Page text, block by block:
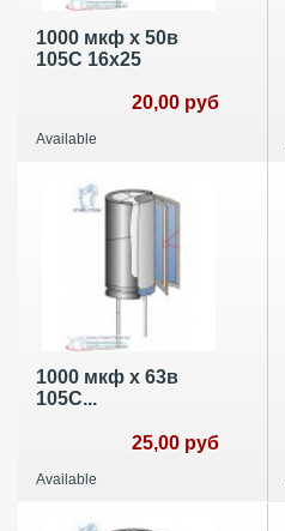
1000 мкф х 50в
105С 16х25
20,00 руб
Available
1000 мкф х 63в
105С...
25,00 руб
Available